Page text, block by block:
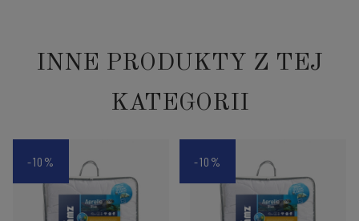
INNE PRODUKTY Z TEJ
KATEGORII
-10% -10%